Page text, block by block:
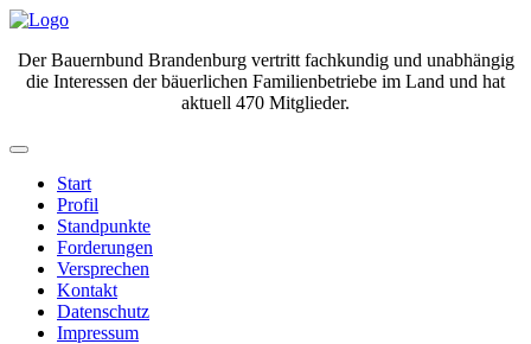
Der Bauernbund Brandenburg vertritt fachkundig und unabhängig
die Interessen der bäuerlichen Familienbetriebe im Land und hat
aktuell 470 Mitglieder.
Start
Profil
Standpunkte
Forderungen
Versprechen
Kontakt
Datenschutz
Impressum